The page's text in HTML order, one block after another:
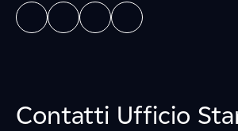
Contatti Ufficio